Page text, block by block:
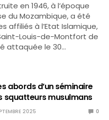
en 1946, à l’époque
du Mozambique, a été
affiliés à l’Etat Islamique,
Louis-de-Montfort de
attaquée le 30…
abords d’un séminaire
squatteurs musulmans
2025 0